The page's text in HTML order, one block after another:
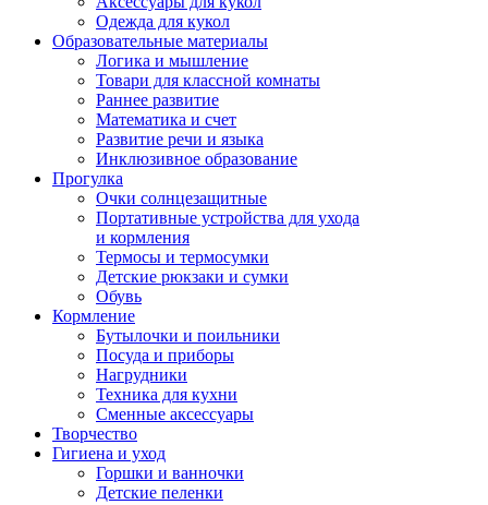
Одежда для кукол
Образовательные материалы
Логика и мышление
Товари для классной комнаты
Раннее развитие
Математика и счет
Развитие речи и языка
Инклюзивное образование
Прогулка
Очки солнцезащитные
Портативные устройства для ухода
и кормления
Термосы и термосумки
Детские рюкзаки и сумки
Обувь
Кормление
Бутылочки и поильники
Посуда и приборы
Нагрудники
Техника для кухни
Сменные аксессуары
Творчество
Гигиена и уход
Горшки и ванночки
Детские пеленки